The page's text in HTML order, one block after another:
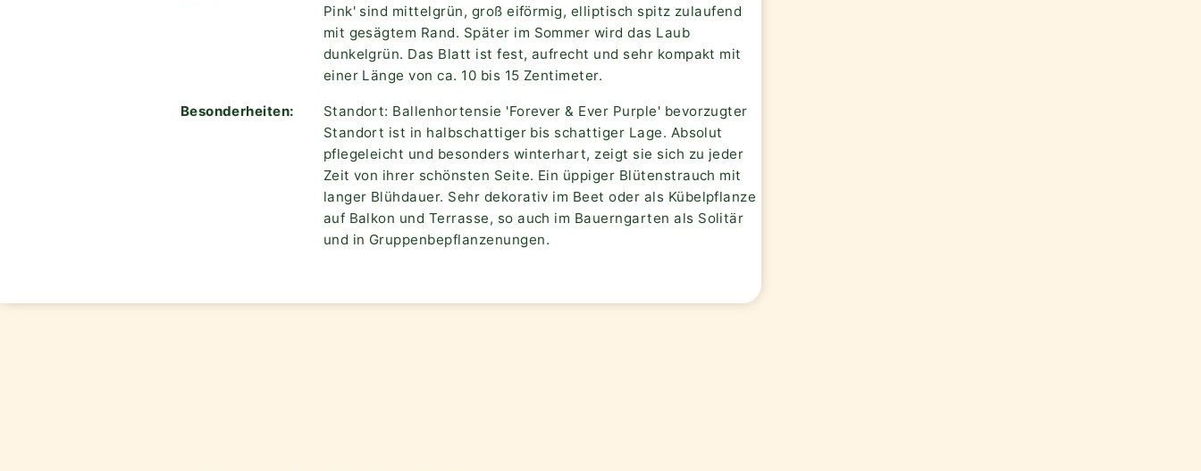
Pink' sind mittelgrün, groß eiförmig, elliptisch spitz zulaufend
mit gesägtem Rand. Später im Sommer wird das Laub
dunkelgrün. Das Blatt ist fest, aufrecht und sehr kompakt mit
einer Länge von ca. 10 bis 15 Zentimeter.
Besonderheiten:
Standort: Ballenhortensie 'Forever & Ever Purple' bevorzugter
Standort ist in halbschattiger bis schattiger Lage. Absolut
pflegeleicht und besonders winterhart, zeigt sie sich zu jeder
Zeit von ihrer schönsten Seite. Ein üppiger Blütenstrauch mit
langer Blühdauer. Sehr dekorativ im Beet oder als Kübelpflanze
auf Balkon und Terrasse, so auch im Bauerngarten als Solitär
und in Gruppenbepflanzenungen.